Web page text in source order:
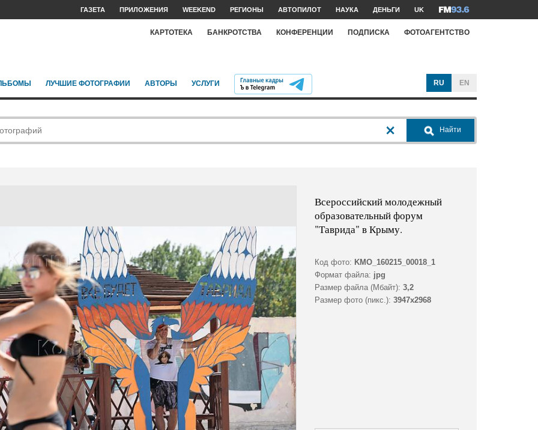
ГАЗЕТА ПРИЛОЖЕНИЯ WEEKEND РЕГИОНЫ АВТОПИЛОТ НАУКА ДЕНЬГИ UK
КАРТОТЕКА БАНКРОТСТВА КОНФЕРЕНЦИИ ПОДПИСКА ФОТОАГЕНТСТВО
ЛУЧШИЕ ФОТОГРАФИИ АВТОРЫ УСЛУГИ RU EN
Найти
Всероссийский молодежный
образовательный форум
"Таврида" в Крыму.
Код фото: KMO_160215_00018_1
Формат файла: jpg
Размер файла (Мбайт): 3,2
Размер фото (пикс.): 3947x2968